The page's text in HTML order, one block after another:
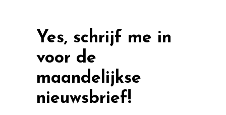
Yes, schrijf me in
voor de
maandelijkse
nieuwsbrief!